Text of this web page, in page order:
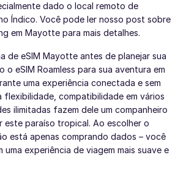
dado o local remoto de
Índico. Você pode ler nosso post sobre
em Mayotte para mais detalhes.
de eSIM Mayotte antes de planejar sua
o eSIM Roamless para sua aventura em
uma experiência conectada e sem
flexibilidade, compatibilidade em vários
ilimitadas fazem dele um companheiro
este paraíso tropical. Ao escolher o
está apenas comprando dados – você
uma experiência de viagem mais suave e